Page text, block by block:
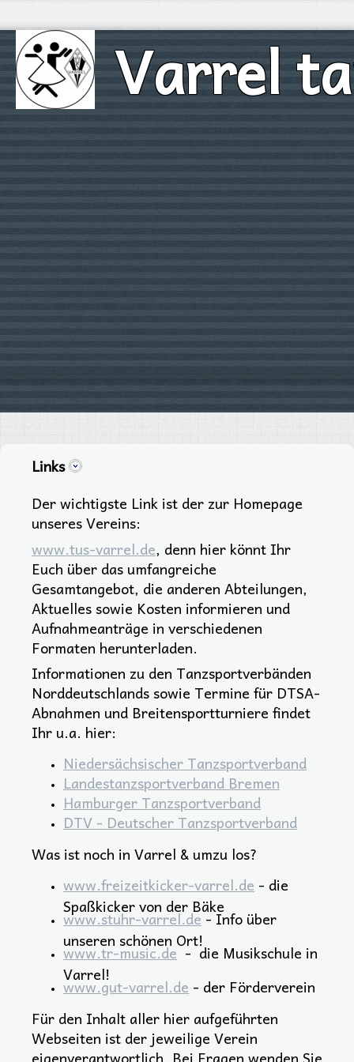
Varrel
Links
Der wichtigste Link ist der zur Homepage
unseres Vereins:
www.tus-varrel.de, denn hier könnt Ihr
Euch über das umfangreiche
Gesamtangebot, die anderen Abteilungen,
Aktuelles sowie Kosten informieren und
Aufnahmeanträge in verschiedenen
Formaten herunterladen.
Informationen zu den Tanzsportverbänden
Norddeutschlands sowie Termine für DTSA-
Abnahmen und Breitensportturniere findet
Ihr u.a. hier:
Niedersächsischer Tanzsportverband
Landestanzsportverband Bremen
Hamburger Tanzsportverband
DTV - Deutscher Tanzsportverband
Was ist noch in Varrel & umzu los?
www.freizeitkicker-varrel.de - die
Spaßkicker von der Bäke
www.stuhr-varrel.de- Info über
unseren schönen Ort!
www.tr-music.de- die Musikschule in
Varrel!
www.gut-varrel.de - der Förderverein
Für den Inhalt aller hier aufgeführten
Webseiten ist der jeweilige Verein